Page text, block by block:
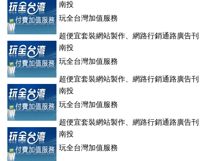
登、訂房系統、客房委託旅行社銷售，全面優惠中....
南投
玩全台灣加值服務
超便宜套裝網站製作、網路行銷通路廣告刊
登、訂房系統、客房委託旅行社銷售，全面優惠中....
南投
玩全台灣加值服務
超便宜套裝網站製作、網路行銷通路廣告刊
登、訂房系統、客房委託旅行社銷售，全面優惠中....
南投
玩全台灣加值服務
超便宜套裝網站製作、網路行銷通路廣告刊
登、訂房系統、客房委託旅行社銷售，全面優惠中....
南投
玩全台灣加值服務